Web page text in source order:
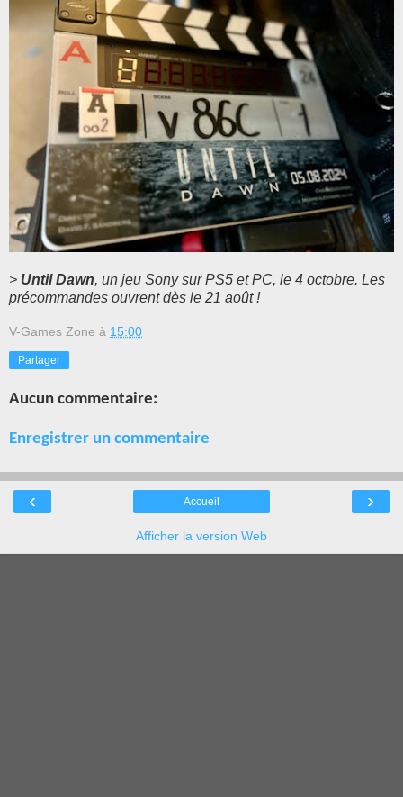
> Until Dawn, un jeu Sony sur PS5 et PC, le 4 octobre. Les
précommandes ouvrent dès le 21 août !
V-Games Zone à 15:00
Partager
Aucun commentaire:
Enregistrer un commentaire
‹ ›
Accueil
Afficher la version Web